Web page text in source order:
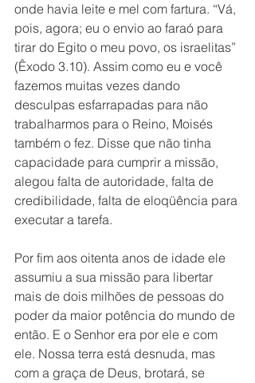
onde havia leite e mel com fartura. “Vá,
pois, agora; eu o envio ao faraó para
tirar do Egito o meu povo, os israelitas”
(Êxodo 3.10). Assim como eu e você
fazemos muitas vezes dando
desculpas esfarrapadas para não
trabalharmos para o Reino, Moisés
também o fez. Disse que não tinha
capacidade para cumprir a missão,
alegou falta de autoridade, falta de
credibilidade, falta de eloqüência para
executar a tarefa.
Por fim aos oitenta anos de idade ele
assumiu a sua missão para libertar
mais de dois milhões de pessoas do
poder da maior potência do mundo de
então. E o Senhor era por ele e com
ele. Nossa terra está desnuda, mas
com a graça de Deus, brotará, se